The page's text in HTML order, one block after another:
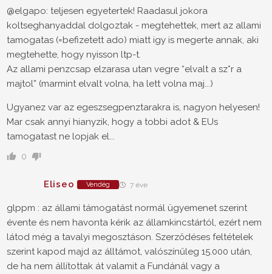
@elgapo: teljesen egyetertek! Raadasul jokora
koltseghanyaddal dolgoztak - megtehettek, mert az allami
tamogatas (=befizetett ado) miatt igy is megerte annak, aki
megtehette, hogy nyisson ltp-t.
Az allami penzcsap elzarasa utan vegre “elvalt a sz*r a
majtol” (marmint elvalt volna, ha lett volna maj...)
Ugyanez var az egeszsegpenztarakra is, nagyon helyesen!
Mar csak annyi hianyzik, hogy a tobbi adot & EUs
tamogatast ne lopjak el...
0
Eliseo Vendég 7 éve
glppm : az állami támogatást normál ügyemenet szerint
évente és nem havonta kérik az államkincstártól, ezért nem
látod még a tavalyi megosztáson. Szerződéses feltételek
szerint kapod majd az álltámot, valószínűleg 15.000 után,
de ha nem állítottak át valamit a Fundánál vagy a